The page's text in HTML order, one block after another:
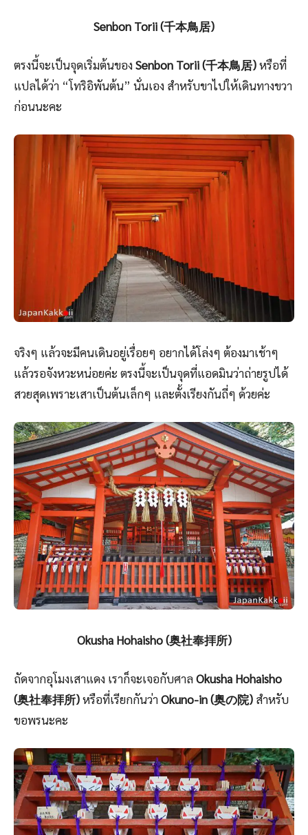
Senbon Torii (千本鳥居)
ตรงนี้จะเป็นจุดเริ่มต้นของSenbon Torii (千本鳥居)หรือที่
แปลได้ว่า “โทริอิพันต้น” นั่นเอง สำหรับขาไปให้เดินทางขวา
ก่อนนะคะ
จริงๆ แล้วจะมีคนเดินอยู่เรื่อยๆ อยากได้โล่งๆ ต้องมาเช้าๆ
แล้วรอจังหวะหน่อยค่ะ ตรงนี้จะเป็นจุดที่แอดมินว่าถ่ายรูปได้
สวยสุดเพราะเสาเป็นต้นเล็กๆ และตั้งเรียงกันถี่ๆ ด้วยค่ะ
Okusha Hohaisho (奥社奉拝所)
ถัดจากอุโมงเสาแดง เราก็จะเจอกับศาลOkusha Hohaisho
(奥社奉拝所)หรือที่เรียกกันว่าOkuno-in (奥の院) สำหรับ
ขอพรนะคะ